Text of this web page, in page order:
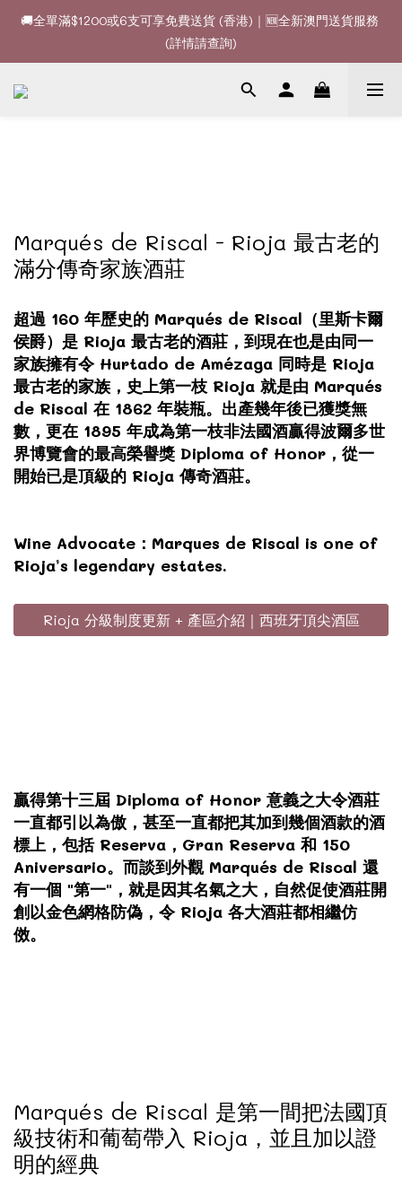
🚚全單滿$1200或6支可享免費送貨 (香港)｜🆕全新澳門送貨服務
(詳情請查詢)
🚚全單滿$1200或6支可享免費送貨 (香港)｜🆕全新澳門送貨服務
(詳情請查詢)
🍷酒款、優惠經常更新，請時刻追蹤我地😊｜🤵👰Wine Couple
Marqués de Riscal - Rioja 最古老的
滿分傳奇家族酒莊
超過 160 年歷史的 Marqués de Riscal（里斯卡爾
侯爵）是 Rioja 最古老的酒莊，到現在也是由同一
家族擁有令 Hurtado de Amézaga 同時是 Rioja
最古老的家族，史上第一枝 Rioja 就是由 Marqués
de Riscal 在 1862 年裝瓶。出產幾年後已獲獎無
數，更在 1895 年成為第一枝非法國酒贏得波爾多世
界博覽會的最高榮譽獎 Diploma of Honor，從一
開始已是頂級的 Rioja 傳奇酒莊。
Wine Advocate：Marques de Riscal is one of
Rioja’s legendary estates.
Rioja 分級制度更新 + 產區介紹｜西班牙頂尖酒區
贏得第十三屆 Diploma of Honor 意義之大令酒莊
一直都引以為傲，甚至一直都把其加到幾個酒款的酒
標上， 包括 Reserva，Gran Reserva 和 150
Aniversario。而談到外觀 Marqués de Riscal 還
有一個 "第一"，就是因其名氣之大，自然促使酒莊開
創以金色網格防偽，令 Rioja 各大酒莊都相繼仿
傚。
Marqués de Riscal 是第一間把法國頂
級技術和葡萄帶入 Rioja，並且加以證
明的經典